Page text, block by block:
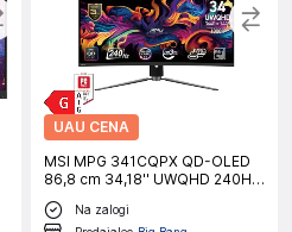
UAU CENA
MSI MPG 341CQPX QD-OLED
86,8 cm 34,18'' UWQHD 240Hz
črn monitor
Na zalogi